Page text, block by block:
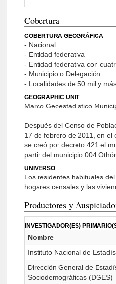
Cobertura
COBERTURA GEOGRÁFICA
- Nacional
- Entidad federativa
- Entidad federativa con
- Municipio o Delegación
- Localidades de 50 mil y
GEOGRAPHIC UNIT
Marco Geoestadístico
Después del Censo de
17 de febrero de 2011, en el
se creó por decreto 421 el
partir del municipio 004
UNIVERSO
Los residentes habituales
hogares censales y las
Productores y
INVESTIGADOR(ES)
Nombre
Instituto Nacional de
Dirección General de
Sociodemográficas (DGES)